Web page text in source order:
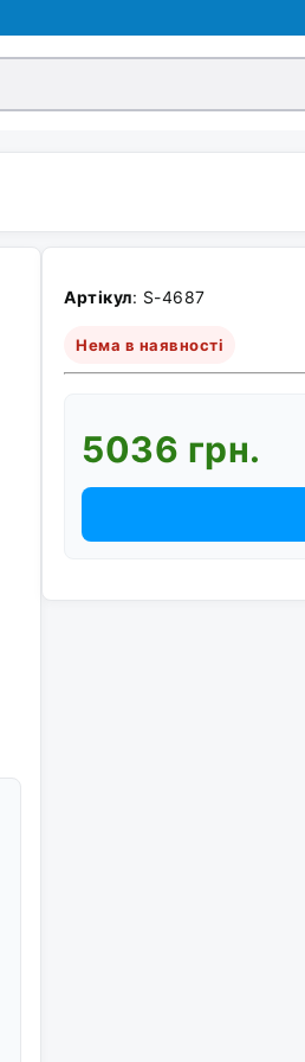
Артікул: S-4687
Нема в наявності
5036 грн.